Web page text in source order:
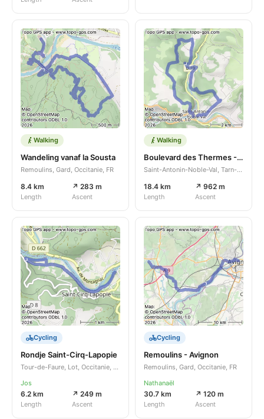
Walking
Wandeling vanaf la Sousta
Remoulins, Gard, Occitanie, FR
8.4 km
Length
↗ 283 m
Ascent
Walking
Boulevard des Thermes - Place de la Halle
Saint-Antonin-Noble-Val, Tarn-et-Garonne, Occitanie, FR
18.4 km
Length
↗ 962 m
Ascent
Cycling
Rondje Saint-Cirq-Lapopie
Tour-de-Faure, Lot, Occitanie, FR
Jos
6.2 km
Length
↗ 249 m
Ascent
Cycling
Remoulins - Avignon
Remoulins, Gard, Occitanie, FR
Nathanaël
30.7 km
Length
↗ 120 m
Ascent